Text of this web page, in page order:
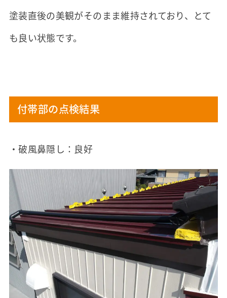
塗装直後の美観がそのまま維持されており、とて
も良い状態です。
付帯部の点検結果
・破風鼻隠し：良好